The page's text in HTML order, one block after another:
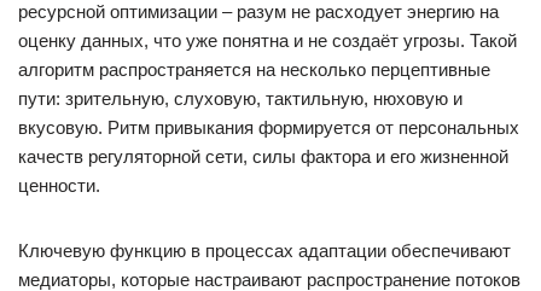
ресурсной оптимизации – разум не расходует энергию на
оценку данных, что уже понятна и не создаёт угрозы. Такой
алгоритм распространяется на несколько перцептивные
пути: зрительную, слуховую, тактильную, нюховую и
вкусовую. Ритм привыкания формируется от персональных
качеств регуляторной сети, силы фактора и его жизненной
ценности.
Ключевую функцию в процессах адаптации обеспечивают
медиаторы, которые настраивают распространение потоков